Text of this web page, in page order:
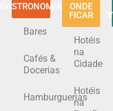
GASTRONOMIA
Bares
Cafés &
Docerias
Hamburguerias
ONDE
FICAR
Hotéis
na
Cidade
Hotéis
na